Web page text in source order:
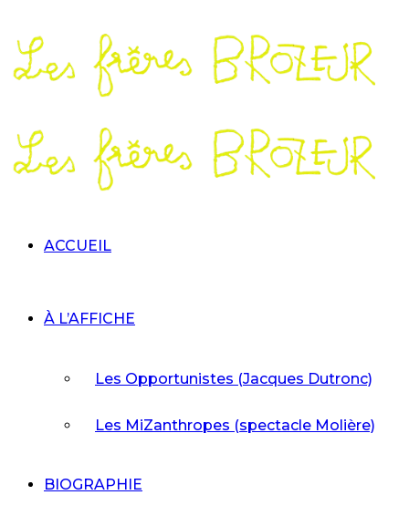
ACCUEIL
À L’AFFICHE
Les Opportunistes (Jacques Dutronc)
Les MiZanthropes (spectacle Molière)
BIOGRAPHIE